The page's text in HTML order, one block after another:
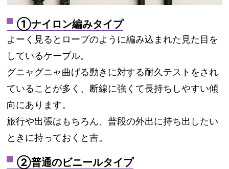
①ナイロン編みタイプ
よーく見るとロープのように編み込まれた見た目を
しているケーブル。
グニャグニャ曲げる動きに対する耐久テストをされ
ていることが多く、断線に強くて長持ちしやすい傾
向にあります。
旅行や出張はもちろん、普段の外出に持ち出したい
ときに持っておくと吉。
②普通のビニールタイプ